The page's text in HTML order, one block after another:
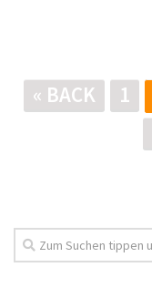
« BACK 1